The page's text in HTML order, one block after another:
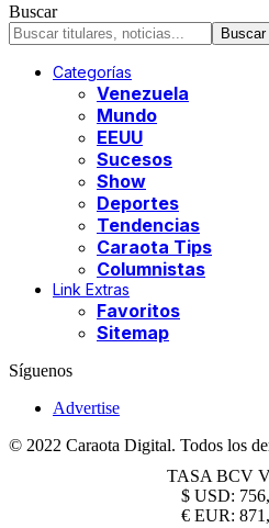
Buscar
Categorías
Venezuela
Mundo
EEUU
Sucesos
Show
Deportes
Tendencias
Caraota Tips
Columnistas
Link Extras
Favoritos
Sitemap
Síguenos
Advertise
© 2022 Caraota Digital. Todos los
TASA BCV
$ USD:
€ EUR: